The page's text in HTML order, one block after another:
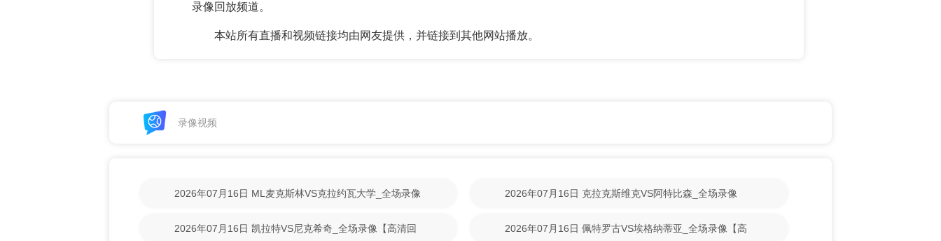
录像回放频道。
本站所有直播和视频链接均由网友提供，并链接到其他网站播放。
录像视频
2026年07月16日 ML麦克斯林VS克拉约瓦大学_全场录像 2026年07月16日 克拉克斯维克VS阿特比森_全场录像
2026年07月16日 凯拉特VS尼克希奇_全场录像【高清回 2026年07月16日 佩特罗古VS埃格纳蒂亚_全场录像【高